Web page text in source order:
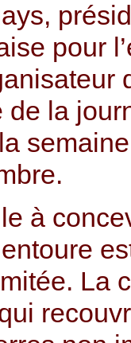
pour
de la
à
La